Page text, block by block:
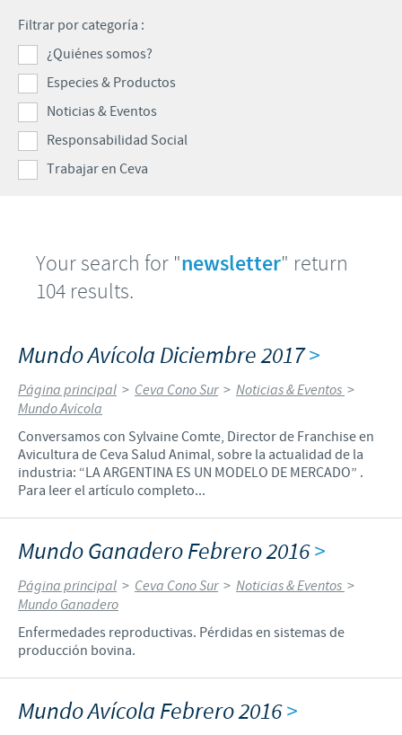
Mundo Ganadero
Mundo Porcino
Nuestro Enfoque en la responsabilidad
Contribuciones
Programas de Apoyo Mundial
Patrocinios Científicos
TRABAJAR EN CEVA
Si querés trabajar con nosotros
Filtrar por categoría :
¿Quiénes somos?
Especies & Productos
Noticias & Eventos
Responsabilidad Social
Trabajar en Ceva
Your search for "newsletter" return
104 results.
Mundo Avícola Diciembre 2017>
Página principal > Ceva Cono Sur > Noticias & Eventos >
Mundo Avícola
Conversamos con Sylvaine Comte, Director de Franchise en
Avicultura de Ceva Salud Animal, sobre la actualidad de la
industria: “LA ARGENTINA ES UN MODELO DE MERCADO” .
Para leer el artículo completo...
Mundo Ganadero Febrero 2016>
Página principal > Ceva Cono Sur > Noticias & Eventos >
Mundo Ganadero
Enfermedades reproductivas. Pérdidas en sistemas de
producción bovina.
Mundo Avícola Febrero 2016>